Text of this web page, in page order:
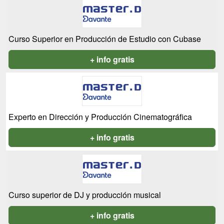
Curso Superior en Producción de Estudio con Cubase
+ info gratis
Experto en Dirección y Producción Cinematográfica
+ info gratis
Curso superior de DJ y producción musical
+ info gratis